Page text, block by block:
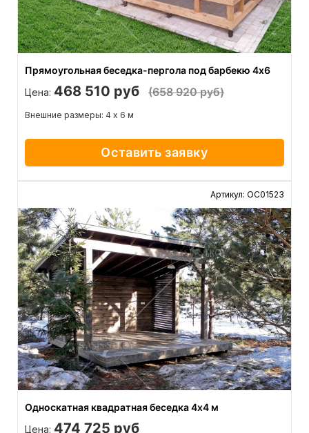
Прямоугольная беседка-пергола под барбекю 4х6
Цена: 468 510 руб (658 920 руб)
Внешние размеры: 4 х 6 м
Оставить заявку
Артикул: ОС01523
Односкатная квадратная беседка 4х4 м
Цена: 474 725 руб